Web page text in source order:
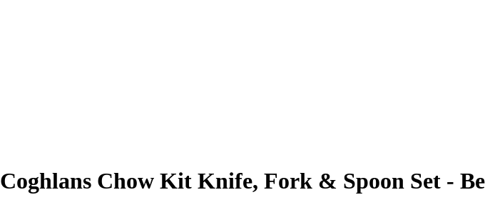
Coghlans Chow Kit Knife, Fork & Spoon Set -